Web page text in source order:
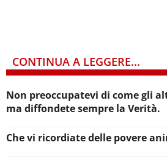
CONTINUA A LEGGERE...
Non preoccupatevi di come gli
ma diffondete sempre la Verità.
Che vi ricordiate delle povere